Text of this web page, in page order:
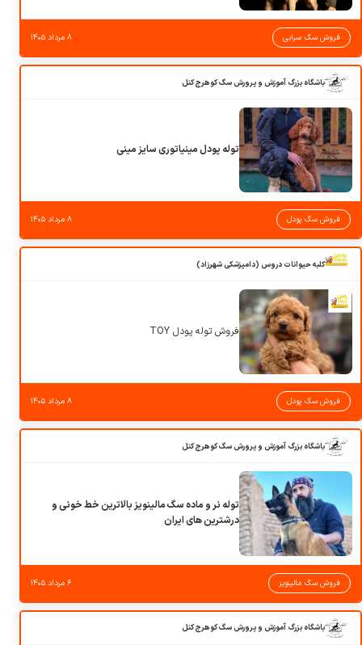
فروش سگ سرابی ۸ مرداد ۱۴۰۵
باشگاه بزرگ آموزش و پرورش سگ کوهرج کنل
توله پودل مینیاتوری سایز مینی
فروش سگ پودل ۸ مرداد ۱۴۰۵
کلبه حیوانات دروس (دامپزشکی شهرزاد)
فروش توله پودل TOY
فروش سگ پودل ۸ مرداد ۱۴۰۵
باشگاه بزرگ آموزش و پرورش سگ کوهرج کنل
توله نر و ماده سگ مالینویز بالاترین خط خونی و
درشترین های ایران
فروش سگ مالینویز ۶ مرداد ۱۴۰۵
باشگاه بزرگ آموزش و پرورش سگ کوهرج کنل